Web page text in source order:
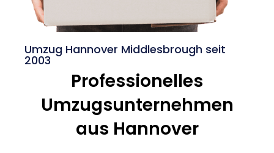
Umzug Hannover Middlesbrough seit
2003
Professionelles
Umzugsunternehmen
aus Hannover